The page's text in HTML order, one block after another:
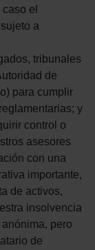
el
a
tribunales
de
para cumplir
y
control o
asesores
con una
importante,
de activos,
insolvencia
pero
de